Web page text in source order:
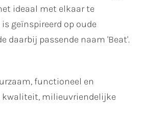
ideaal met elkaar te
geïnspireerd op oude
daarbij passende naam 'Beat'.
functioneel en
kwaliteit, milieuvriendelijke